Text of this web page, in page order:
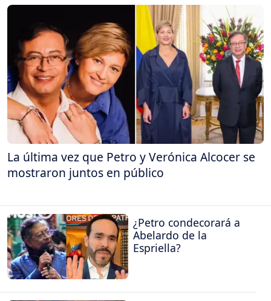
La última vez que Petro y Verónica Alcocer se
mostraron juntos en público
¿Petro condecorará a
Abelardo de la
Espriella?